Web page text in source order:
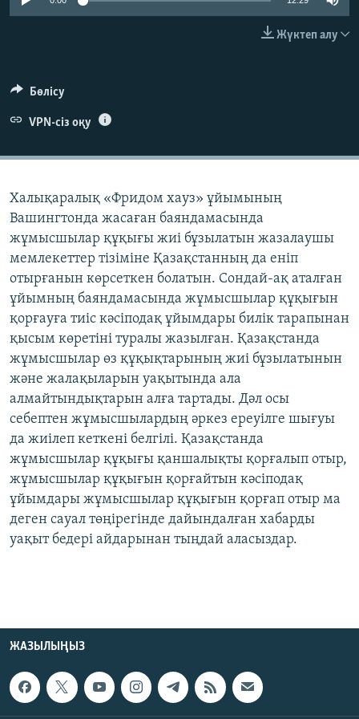
ЖАЗЫЛЫҢЫЗ
Басқа тілдерде
Жүктеп алу
Бөлісу
VPN-сіз оқу
Халықаралық «Фридом хауз» ұйымының
Вашингтонда жасаған баяндамасында
жұмысшылар құқығы жиі бұзылатын жазалаушы
мемлекеттер тізіміне Қазақстанның да еніп
отырғанын көрсеткен болатын. Сондай-ақ аталған
ұйымның баяндамасында жұмысшылар құқығын
қорғауға тиіс кәсіподақ ұйымдары билік тарапынан
қысым көретіні туралы жазылған. Қазақстанда
жұмысшылар өз құқықтарының жиі бұзылатынын
және жалақыларын уақытында ала
алмайтындықтарын алға тартады. Дәл осы
себептен жұмысшылардың әркез ереуілге шығуы
да жиілеп кеткені белгілі. Қазақстанда
жұмысшылар құқығы қаншалықты қорғалып отыр,
жұмысшылар құқығын қорғайтын кәсіподақ
ұйымдары жұмысшылар құқығын қорғап отыр ма
деген сауал төңірегінде дайындалған хабарды
уақыт бедері айдарынан тыңдай аласыздар.
ЖАЗЫЛЫҢЫЗ